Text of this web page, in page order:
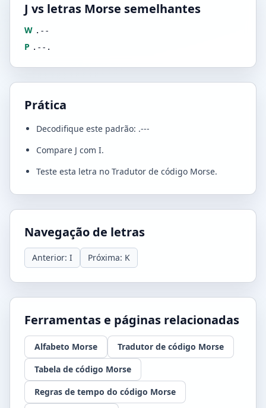
J vs letras Morse semelhantes
W .--
P .--.
Prática
Decodifique este padrão: .---
Compare J com I.
Teste esta letra no Tradutor de código Morse.
Navegação de letras
Anterior: I Próxima: K
Ferramentas e páginas relacionadas
Alfabeto Morse
Tradutor de código Morse
Tabela de código Morse
Regras de tempo do código Morse